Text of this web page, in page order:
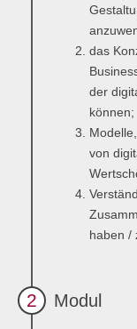
Übersicht
Studienprogramme
Übersicht
Übersicht
Betriebswirtschaft
Planspiel
das
der
können;
von
haben /
2 Modul